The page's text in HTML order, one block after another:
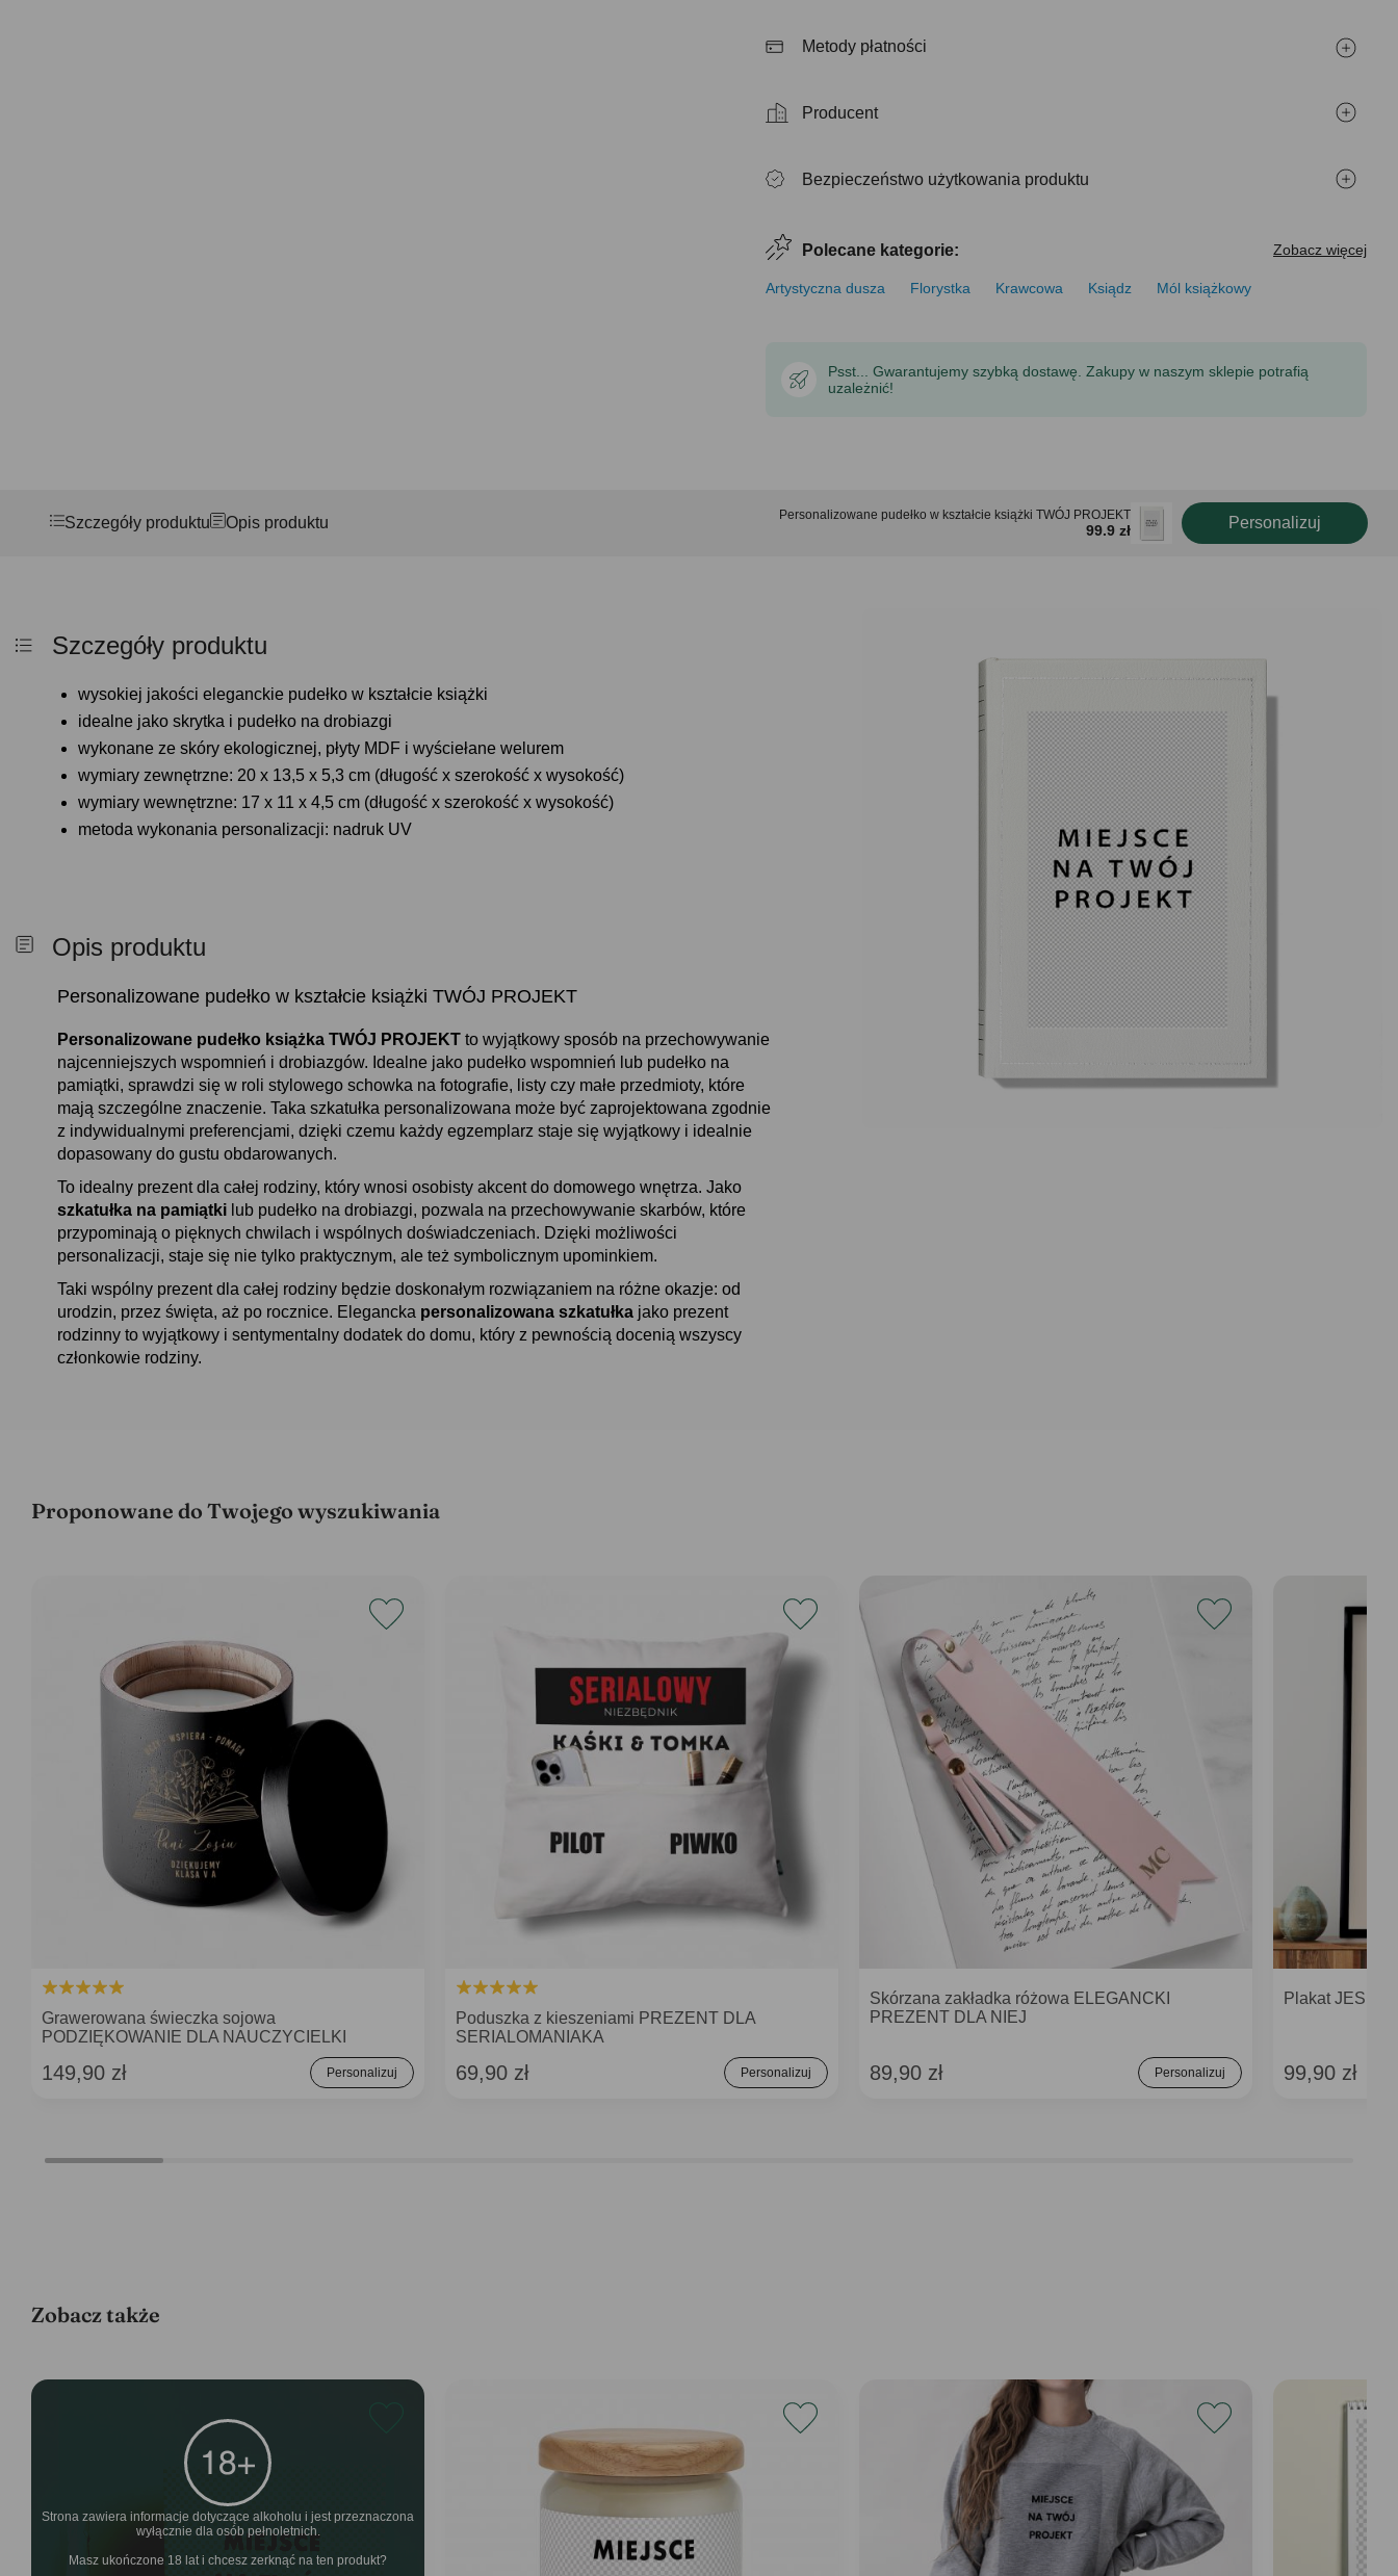
Metody płatności
Producent
Bezpieczeństwo użytkowania produktu
Polecane kategorie: Zobacz więcej
Artystyczna dusza Florystka Krawcowa Ksiądz Mól książkowy
Psst... Gwarantujemy szybką dostawę. Zakupy w naszym sklepie potrafią
uzależnić!
Szczegóły produktu Opis produktu Personalizowane pudełko w kształcie książki TWÓJ PROJEKT
99.9 zł Personalizuj
Szczegóły produktu
wysokiej jakości eleganckie pudełko w kształcie książki
idealne jako skrytka i pudełko na drobiazgi
wykonane ze skóry ekologicznej, płyty MDF i wyściełane welurem
wymiary zewnętrzne: 20 x 13,5 x 5,3 cm (długość x szerokość x wysokość)
wymiary wewnętrzne: 17 x 11 x 4,5 cm (długość x szerokość x wysokość)
metoda wykonania personalizacji: nadruk UV
Opis produktu
Personalizowane pudełko w kształcie książki TWÓJ PROJEKT
Personalizowane pudełko książka TWÓJ PROJEKT to wyjątkowy sposób na przechowywanie
najcenniejszych wspomnień i drobiazgów. Idealne jako pudełko wspomnień lub pudełko na
pamiątki, sprawdzi się w roli stylowego schowka na fotografie, listy czy małe przedmioty, które
mają szczególne znaczenie. Taka szkatułka personalizowana może być zaprojektowana zgodnie
z indywidualnymi preferencjami, dzięki czemu każdy egzemplarz staje się wyjątkowy i idealnie
dopasowany do gustu obdarowanych.
To idealny prezent dla całej rodziny, który wnosi osobisty akcent do domowego wnętrza. Jako
szkatułka na pamiątki lub pudełko na drobiazgi, pozwala na przechowywanie skarbów, które
przypominają o pięknych chwilach i wspólnych doświadczeniach. Dzięki możliwości
personalizacji, staje się nie tylko praktycznym, ale też symbolicznym upominkiem.
Taki wspólny prezent dla całej rodziny będzie doskonałym rozwiązaniem na różne okazje: od
urodzin, przez święta, aż po rocznice. Elegancka personalizowana szkatułka jako prezent
rodzinny to wyjątkowy i sentymentalny dodatek do domu, który z pewnością docenią wszyscy
członkowie rodziny.
Proponowane do Twojego wyszukiwania
Grawerowana świeczka sojowa
PODZIĘKOWANIE DLA NAUCZYCIELKI
149,90 zł Personalizuj
Poduszka z kieszeniami PREZENT DLA
SERIALOMANIAKA
69,90 zł Personalizuj
Skórzana zakładka różowa ELEGANCKI
PREZENT DLA NIEJ
89,90 zł Personalizuj
Plakat
99,90 zł
Zobacz także
Strona zawiera informacje dotyczące alkoholu i jest przeznaczona
wyłącznie dla osób pełnoletnich.
Masz ukończone 18 lat i chcesz zerknąć na ten produkt